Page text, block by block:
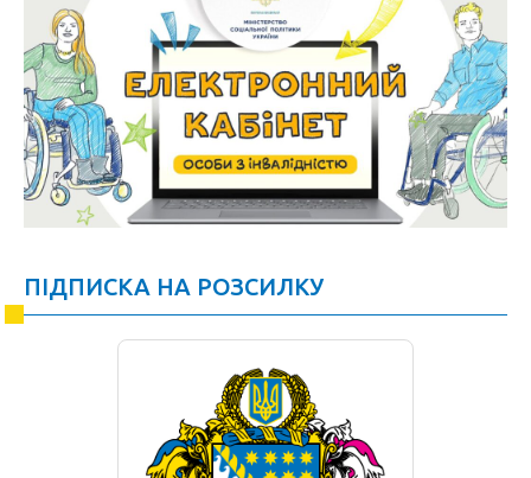
ПІДПИСКА НА РОЗСИЛКУ